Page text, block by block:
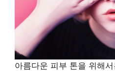
아름다운 피부 톤을 위해서